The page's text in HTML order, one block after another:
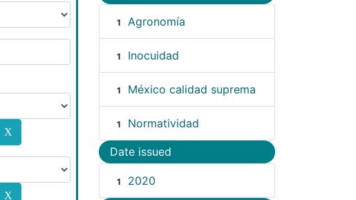
1 Agronomía
1 Inocuidad
1 México calidad suprema
1 Normatividad
Date issued
1 2020